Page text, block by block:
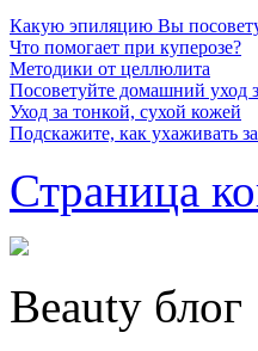
Какую эпиляцию Вы
Что помогает при куперозе?
Методики от целлюлита
Посоветуйте домашний уход
Уход за тонкой, сухой кожей
Подскажите, как ухаживать
Страница
Beauty блог